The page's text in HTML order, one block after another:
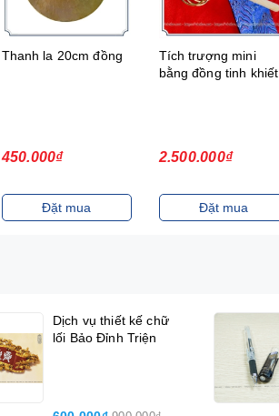
Thanh la 20cm đồng
450.000₫
Đặt mua
Tích trượng mini
bằng đồng tinh khiết
2.500.000₫
Đặt mua
Dịch vụ thiết kế chữ
lối Bảo Đỉnh Triện